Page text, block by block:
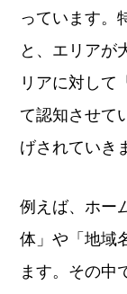
っています。
と、エリアが
リアに対して
て認知させて
げされていき
例えば、ホー
体」や「地域
ます。その中